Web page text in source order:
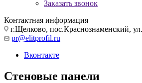
Заказать звонок
Контактная информация
г.Щелково, пос.Краснознаменский,
pr@elitprofil.ru
Вконтакте
Стеновые панели